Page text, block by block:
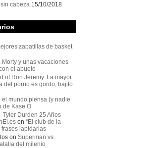
cabeza 15/10/2018
zapatillas de basket
Morty y unas vacaciones
el abuelo
of Ron Jeremy. La mayor
del porno es gordo, bajito
el mundo piensa (y nadie
de Kase.O
Tyler Durden 25 Años
on “El club de la
frases lapidarias
on Superman vs
del milenio